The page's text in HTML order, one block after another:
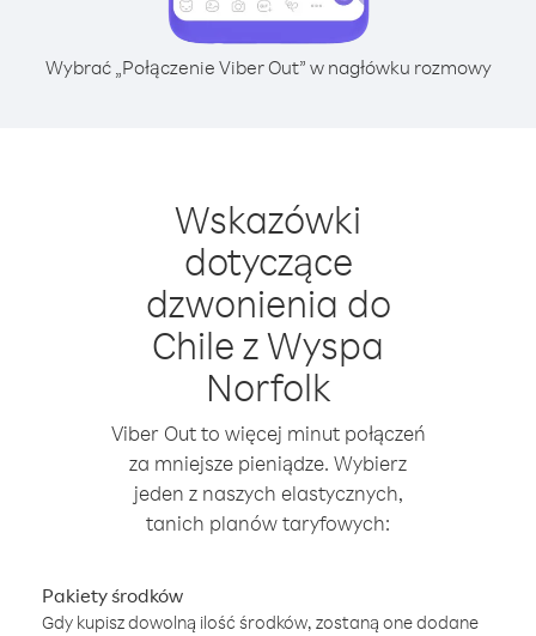
Wybrać „Połączenie Viber Out” w nagłówku rozmowy
Wskazówki
dotyczące
dzwonienia do
Chile z Wyspa
Norfolk
Viber Out to więcej minut połączeń
za mniejsze pieniądze. Wybierz
jeden z naszych elastycznych,
tanich planów taryfowych:
Pakiety środków
Gdy kupisz dowolną ilość środków, zostaną one dodane